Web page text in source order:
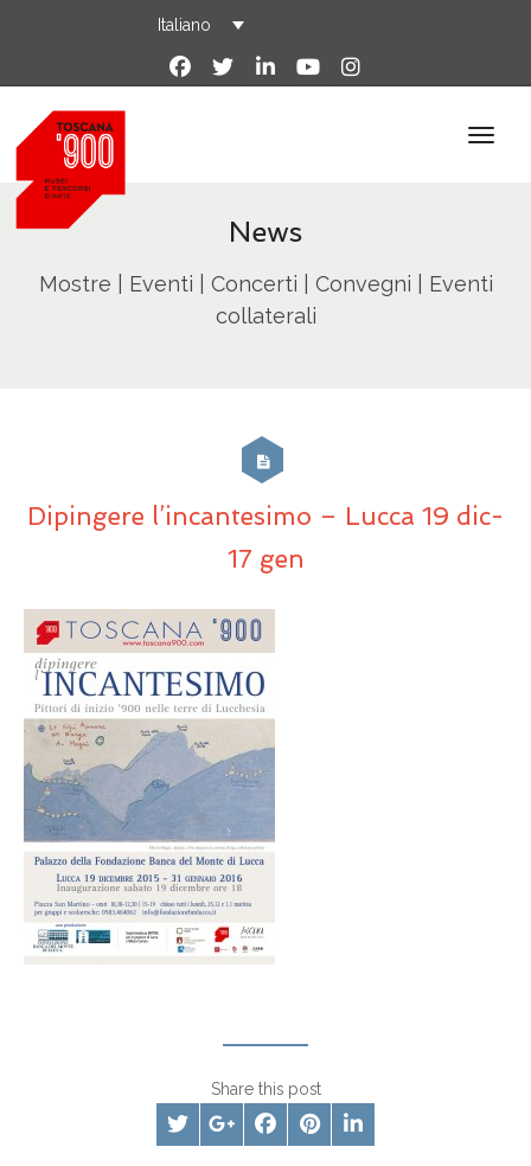
Italiano
News
Mostre | Eventi | Concerti | Convegni | Eventi
collaterali
Dipingere l’incantesimo – Lucca 19 dic-
17 gen
Share this post